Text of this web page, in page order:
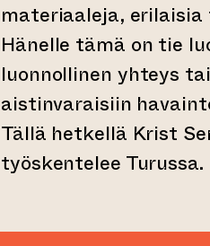
materiaaleja,
Hänelle tämä on tie
luonnollinen yhteys
aistinvaraisiin
Tällä hetkellä Krist
työskentelee Turussa.